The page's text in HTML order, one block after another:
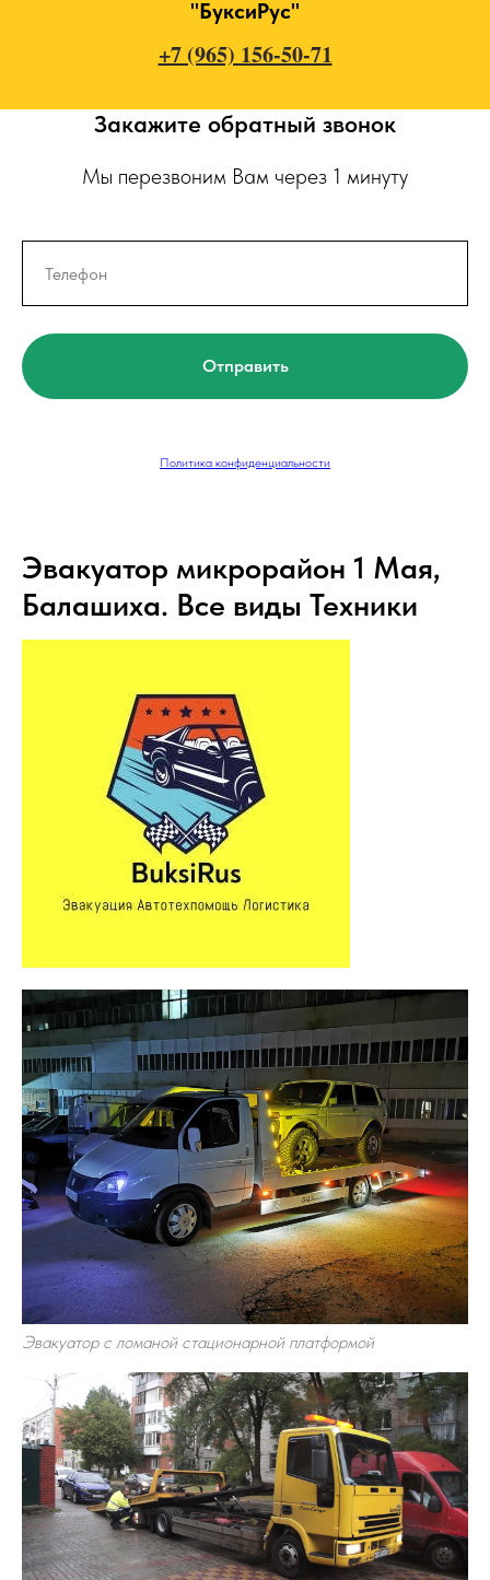
"БуксиРус"
+7 (965) 156-50-71
Закажите обратный звонок
Мы перезвоним Вам через 1 минуту
Отправить
Политика конфиденциальности
Эвакуатор микрорайон 1 Мая,
Балашиха. Все виды Техники
Эвакуатор с ломаной стационарной платформой